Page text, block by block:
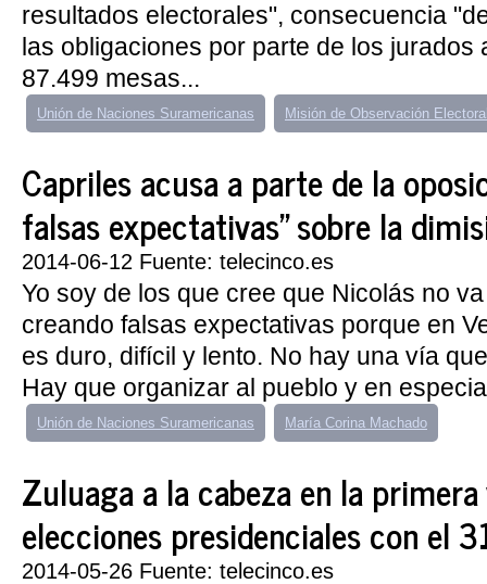
resultados electorales", consecuencia
las obligaciones por parte de los jurados
87.499 mesas...
Unión de Naciones Suramericanas Misión de Observación
Capriles acusa a parte de la
falsas expectativas" sobre la
2014-06-12 Fuente: telecinco.es
Yo soy de los que cree que Nicolás no
creando falsas expectativas porque en
es duro, difícil y lento. No hay una vía
Hay que organizar al pueblo y en
Unión de Naciones Suramericanas María Corina Machado
Zuluaga a la cabeza en la
elecciones presidenciales con el
2014-05-26 Fuente: telecinco.es